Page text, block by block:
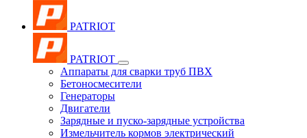
PATRIOT
PATRIOT
Аппараты для сварки труб ПВХ
Бетоносмесители
Генераторы
Двигатели
Зарядные и пуско-зарядные устройства
Измельчитель кормов электрический